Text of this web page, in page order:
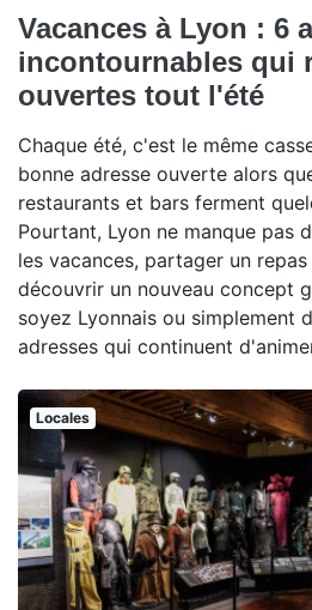
Vacances à Lyon : 6
incontournables qui
ouvertes tout l'été
Chaque été, c'est le même
bonne adresse ouverte alors
restaurants et bars ferment
Pourtant, Lyon ne manque pas
les vacances, partager un
découvrir un nouveau concept
soyez Lyonnais ou simplement
adresses qui continuent
Locales